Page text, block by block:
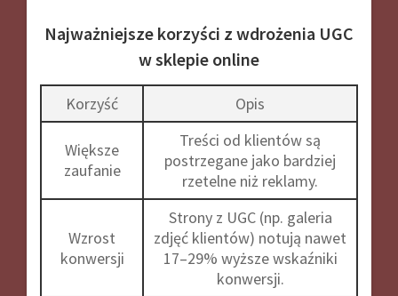
Najważniejsze korzyści z wdrożenia UGC
w sklepie online
Korzyść Opis
Większe
zaufanie
Treści od klientów są
postrzegane jako bardziej
rzetelne niż reklamy.
Wzrost
konwersji
Strony z UGC (np. galeria
zdjęć klientów) notują nawet
17–29% wyższe wskaźniki
konwersji.